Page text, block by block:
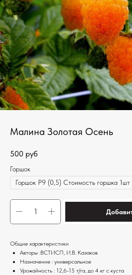
Малина Золотая Осень
500 руб
Горшок
Общие характеристики
Авторы :ВСТИСП, И.В. Казаков
Назначение : универсальное
Урожайность : 12,6-15 т/га, до 4 кг с куста